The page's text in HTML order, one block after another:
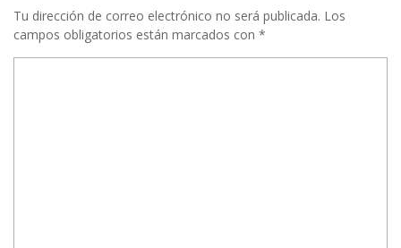
Tu dirección de correo electrónico no será publicada. Los
campos obligatorios están marcados con *